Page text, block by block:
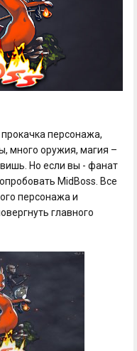
персонажа,
много оружия, магия –
Но если вы - фанат
MidBoss. Все
персонажа и
главного